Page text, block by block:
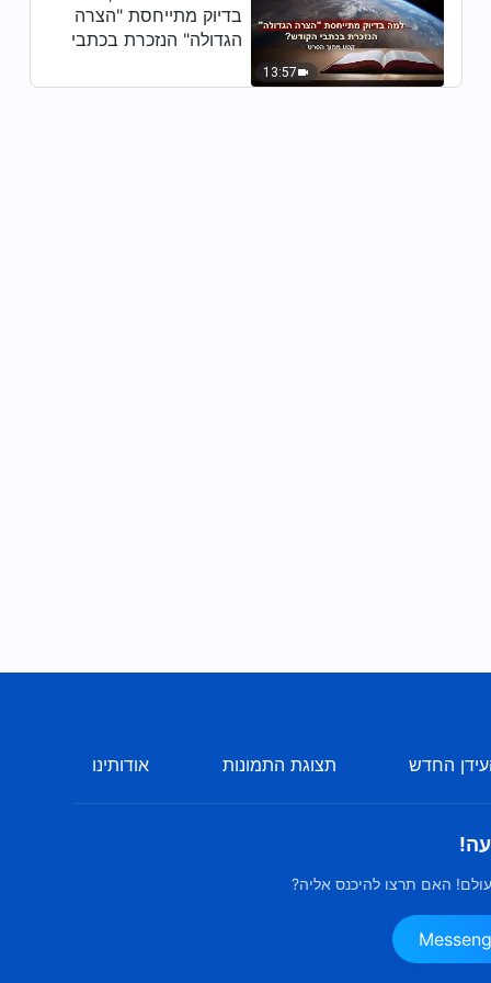
7:12
בבואו (קטע נבחר מסרט)
13:57
בדיוק מתייחסת "הצרה
הגדולה" הנזכרת בכתבי
מסרט)
החדש תצוגת התמונות אודותינו
האם תרצו להיכנס אליה?